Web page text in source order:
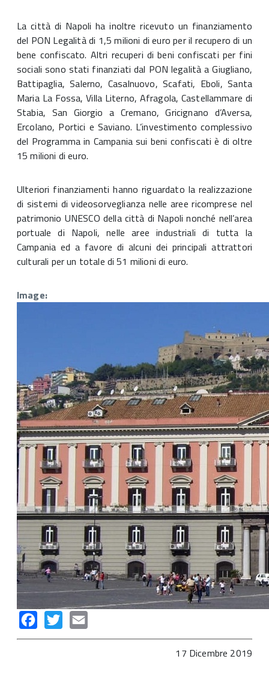
La città di Napoli ha inoltre ricevuto un finanziamento
del PON Legalità di 1,5 milioni di euro per il recupero di un
bene confiscato. Altri recuperi di beni confiscati per fini
sociali sono stati finanziati dal PON legalità a Giugliano,
Battipaglia, Salerno, Casalnuovo, Scafati, Eboli, Santa
Maria La Fossa, Villa Literno, Afragola, Castellammare di
Stabia, San Giorgio a Cremano, Gricignano d’Aversa,
Ercolano, Portici e Saviano. L’investimento complessivo
del Programma in Campania sui beni confiscati è di oltre
15 milioni di euro.
Ulteriori finanziamenti hanno riguardato la realizzazione
di sistemi di videosorveglianza nelle aree ricomprese nel
patrimonio UNESCO della città di Napoli nonché nell’area
portuale di Napoli, nelle aree industriali di tutta la
Campania ed a favore di alcuni dei principali attrattori
culturali per un totale di 51 milioni di euro.
Image:
FacebookTwitter
17 Dicembre 2019